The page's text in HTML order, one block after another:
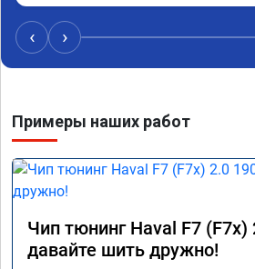
‹ ›
Примеры наших работ
Чип тюнинг Haval F7 (F7x)
давайте шить дружно!